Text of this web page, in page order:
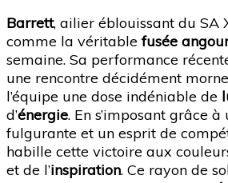
Barrett, ailier éblouissant du SA
comme la véritablefusée
semaine. Sa performance
une rencontre décidément
l’équipe une dose indéniable de
d’énergie. En s’imposant grâce à
fulgurante et un esprit de
habille cette victoire aux
et de l’inspiration. Ce rayon de